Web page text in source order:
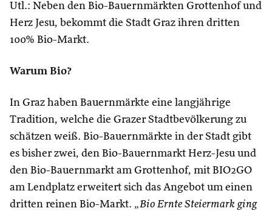
Utl.: Neben den Bio-Bauernmärkten Grottenhof und
Herz Jesu, bekommt die Stadt Graz ihren dritten
100% Bio-Markt.
Warum Bio?
In Graz haben Bauernmärkte eine langjährige
Tradition, welche die Grazer Stadtbevölkerung zu
schätzen weiß. Bio-Bauernmärkte in der Stadt gibt
es bisher zwei, den Bio-Bauernmarkt Herz-Jesu und
den Bio-Bauernmarkt am Grottenhof, mit BIO2GO
am Lendplatz erweitert sich das Angebot um einen
dritten reinen Bio-Markt. „Bio Ernte Steiermark ging